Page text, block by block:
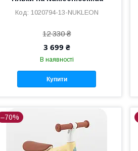
1020794-13-NUKLEON
12 330 ₴
3 699 ₴
В наявності
Купити
–70%